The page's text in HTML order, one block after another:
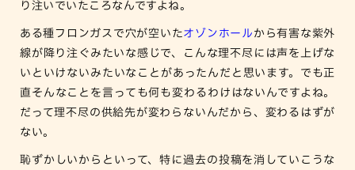
り注いでいたころなんですよね。
ある種フロンガスで穴が空いたオゾンホールから有害な紫外
線が降り注ぐみたいな感じで、こんな理不尽には声を上げな
いといけないみたいなことがあったんだと思います。でも正
直そんなことを言っても何も変わるわけはないんですよね。
だって理不尽の供給先が変わらないんだから、変わるはずが
ない。
恥ずかしいからといって、特に過去の投稿を消していこうな